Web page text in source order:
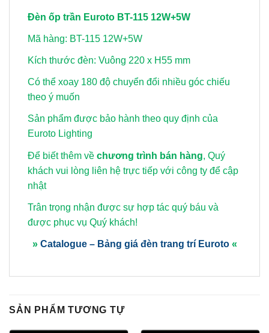
Đèn ốp trần Euroto BT-115 12W+5W
Mã hàng: BT-115 12W+5W
Kích thước đèn: Vuông 220 x H55 mm
Có thể xoay 180 độ chuyển đổi nhiều góc chiếu
theo ý muốn
Sản phẩm được bảo hành theo quy định của
Euroto Lighting
Để biết thêm về chương trình bán hàng, Quý
khách vui lòng liên hệ trực tiếp với công ty để cập
nhật
Trân trọng nhận được sự hợp tác quý báu và
được phục vụ Quý khách!
» Catalogue – Bảng giá đèn trang trí Euroto «
SẢN PHẨM TƯƠNG TỰ